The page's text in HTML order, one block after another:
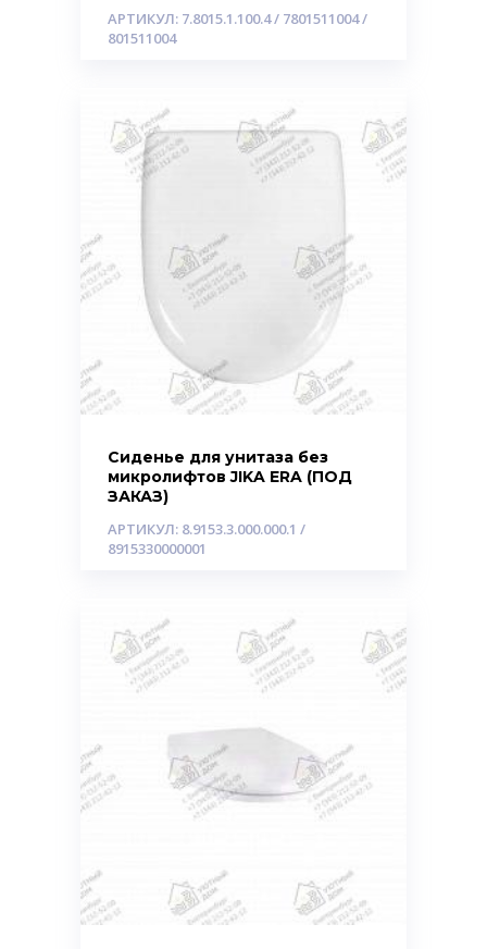
АРТИКУЛ: 7.8015.1.100.4 / 7801511004 /
801511004
Сиденье для унитаза без
микролифтов JIKA ERA (ПОД
ЗАКАЗ)
АРТИКУЛ: 8.9153.3.000.000.1 /
8915330000001